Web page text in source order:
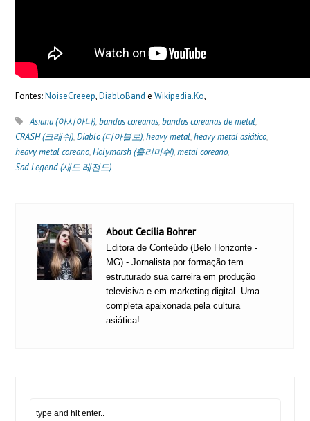
Fontes:NoiseCreeep,DiabloBand eWikipedia.Ko,
Asiana (아시아나),bandas coreanas,bandas coreanas de metal,
CRASH (크래쉬),Diablo (디아블로),heavy metal,heavy metal asiático,
heavy metal coreano,Holymarsh (홀리마쉬),metal coreano,
Sad Legend (새드 레전드)
About Cecilia Bohrer
Editora de Conteúdo (Belo Horizonte -
MG) - Jornalista por formação tem
estruturado sua carreira em produção
televisiva e em marketing digital. Uma
completa apaixonada pela cultura
asiática!